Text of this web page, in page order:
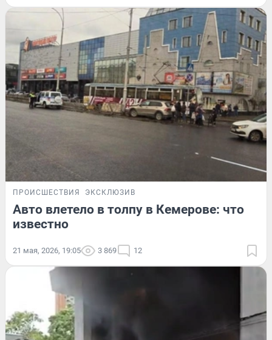
ПРОИСШЕСТВИЯ ЭКСКЛЮЗИВ
Авто влетело в толпу в Кемерове: что
известно
21 мая, 2026, 19:05 3 869 12